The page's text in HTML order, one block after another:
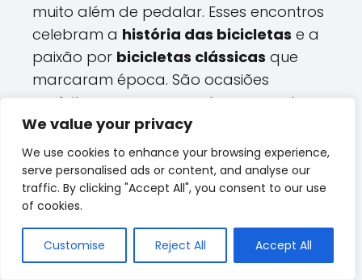
We value your privacy
We use cookies to enhance your browsing experience,
serve personalised ads or content, and analyse our
traffic. By clicking "Accept All", you consent to our use
of cookies.
Customise Reject All Accept All
muito além de pedalar. Esses encontros
celebram a história das bicicletas e a
paixão por bicicletas clássicas que
marcaram época. São ocasiões
perfeitas para se conectar com outros
entusiastas, compartilhar histórias e
admirarbicicletas famosasque têm
um lugar especial no coração dos
colecionadores. No presente, eventos
como passeios, competições e
exposições estão se tornando cada vez
mais populares, atraindo tanto ciclistas